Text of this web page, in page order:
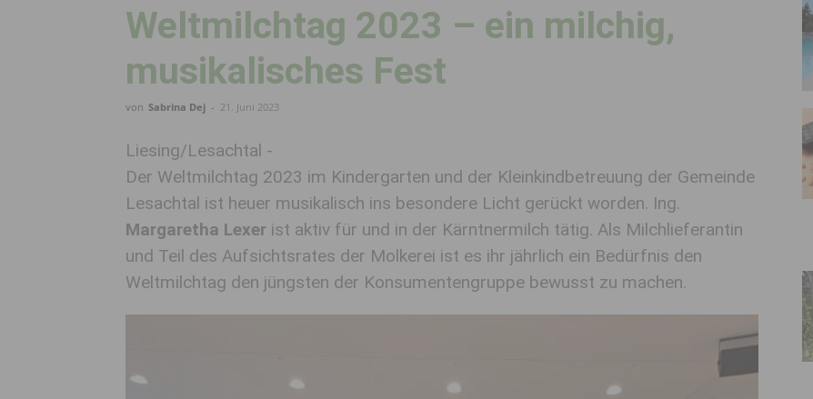
Weltmilchtag 2023 – ein milchig,
musikalisches Fest
von Sabrina Dej - 21. Juni 2023
Liesing/Lesachtal -
Der Weltmilchtag 2023 im Kindergarten und der Kleinkindbetreuung der Gemeinde
Lesachtal ist heuer musikalisch ins besondere Licht gerückt worden. Ing.
Margaretha Lexer ist aktiv für und in der Kärntnermilch tätig. Als Milchlieferantin
und Teil des Aufsichtsrates der Molkerei ist es ihr jährlich ein Bedürfnis den
Weltmilchtag den jüngsten der Konsumentengruppe bewusst zu machen.